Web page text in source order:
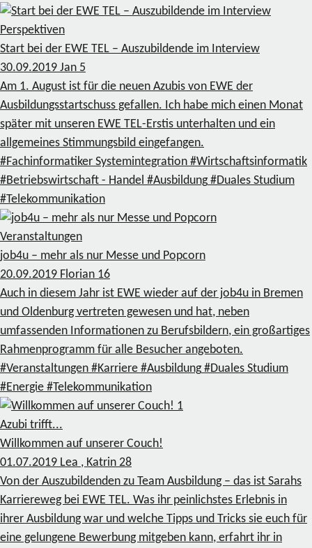
Perspektiven
Start bei der EWE TEL – Auszubildende im Interview
30.09.2019 Jan 5
Am 1. August ist für die neuen Azubis von EWE der
Ausbildungsstartschuss gefallen. Ich habe mich einen Monat
später mit unseren EWE TEL-Erstis unterhalten und ein
allgemeines Stimmungsbild eingefangen.
#Fachinformatiker Systemintegration #Wirtschaftsinformatik
#Betriebswirtschaft - Handel #Ausbildung #Duales Studium
#Telekommunikation
Veranstaltungen
job4u – mehr als nur Messe und Popcorn
20.09.2019 Florian 16
Auch in diesem Jahr ist EWE wieder auf der job4u in Bremen
und Oldenburg vertreten gewesen und hat, neben
umfassenden Informationen zu Berufsbildern, ein großartiges
Rahmenprogramm für alle Besucher angeboten.
#Veranstaltungen #Karriere #Ausbildung #Duales Studium
#Energie #Telekommunikation
1
Azubi trifft...
Willkommen auf unserer Couch!
01.07.2019 Lea , Katrin 28
Von der Auszubildenden zu Team Ausbildung – das ist Sarahs
Karriereweg bei EWE TEL. Was ihr peinlichstes Erlebnis in
ihrer Ausbildung war und welche Tipps und Tricks sie euch für
eine gelungene Bewerbung mitgeben kann, erfahrt ihr in